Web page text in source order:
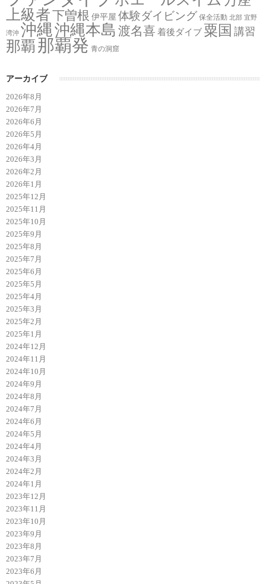
上級者下曽根 伊平屋 体験ダイビング 保全活動 北部 宜野
湾沖 沖縄沖縄本島 渡名喜 着後ダイブ 粟国 講習
那覇 那覇発 青の洞窟
アーカイブ
2026年8月
2026年7月
2026年6月
2026年5月
2026年4月
2026年3月
2026年2月
2026年1月
2025年12月
2025年11月
2025年10月
2025年9月
2025年8月
2025年7月
2025年6月
2025年5月
2025年4月
2025年3月
2025年2月
2025年1月
2024年12月
2024年11月
2024年10月
2024年9月
2024年8月
2024年7月
2024年6月
2024年5月
2024年4月
2024年3月
2024年2月
2024年1月
2023年12月
2023年11月
2023年10月
2023年9月
2023年8月
2023年7月
2023年6月